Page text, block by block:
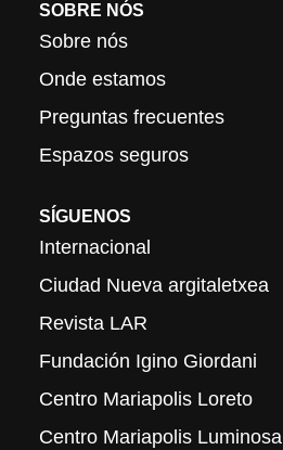
SOBRE NÓS
Sobre nós
Onde estamos
Preguntas frecuentes
Espazos seguros
SÍGUENOS
Internacional
Ciudad Nueva argitaletxea
Revista LAR
Fundación Igino Giordani
Centro Mariapolis Loreto
Centro Mariapolis Luminosa